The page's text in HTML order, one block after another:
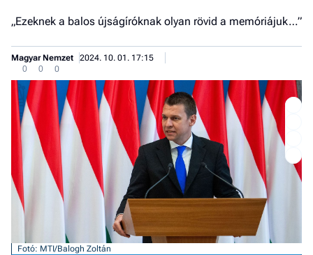
„Ezeknek a balos újságíróknak olyan rövid a memóriájuk…”
Magyar Nemzet
2024. 10. 01. 17:15
0
0 0
Fotó: MTI/Balogh Zoltán